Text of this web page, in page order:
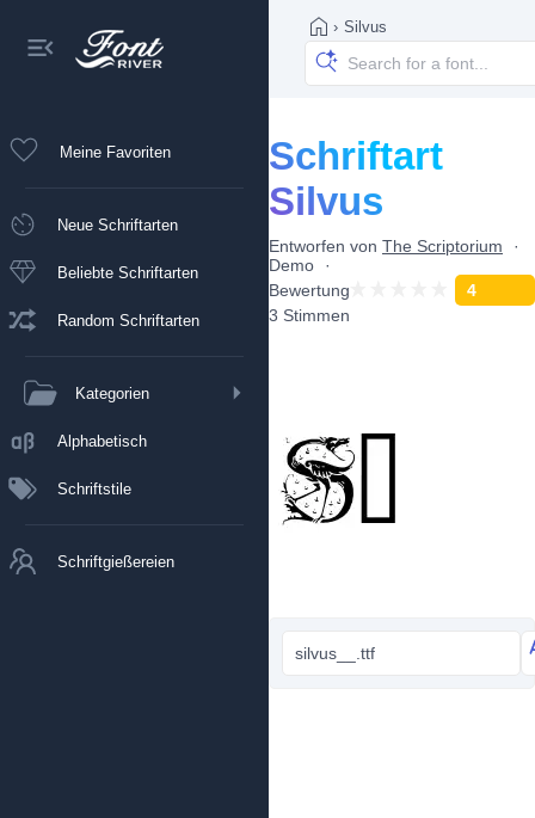
Meine Favoriten
Neue Schriftarten
Beliebte Schriftarten
Random Schriftarten
Kategorien
Alphabetisch
Schriftstile
Schriftgießereien
› Silvus
Schriftart
Silvus
Entworfen von The Scriptorium
Demo
Bewertung
4
3 Stimmen
silvus__.ttf